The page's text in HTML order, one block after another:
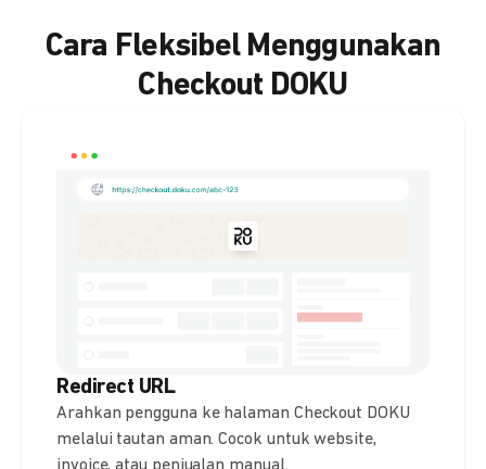
Cara Fleksibel Menggunakan
Checkout DOKU
Redirect URL
Arahkan pengguna ke halaman Checkout DOKU
melalui tautan aman. Cocok untuk website,